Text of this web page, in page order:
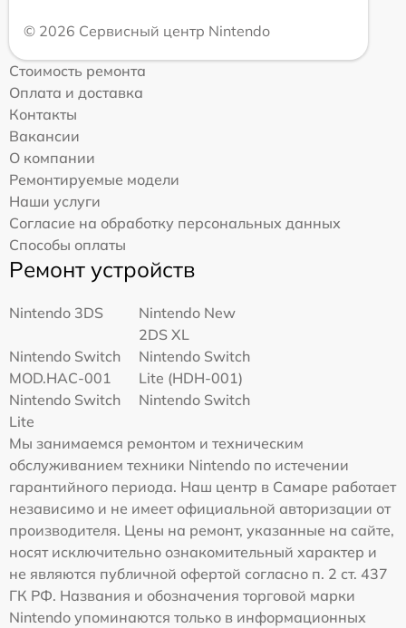
© 2026 Сервисный центр Nintendo
Стоимость ремонта
Оплата и доставка
Контакты
Вакансии
О компании
Ремонтируемые модели
Наши услуги
Согласие на обработку персональных данных
Способы оплаты
Ремонт устройств
Nintendo 3DS
Nintendo New
2DS XL
Nintendo Switch
MOD.HAC-001
Nintendo Switch
Lite (HDH-001)
Nintendo Switch
Lite
Nintendo Switch
Мы занимаемся ремонтом и техническим
обслуживанием техники Nintendo по истечении
гарантийного периода. Наш центр в Самаре работает
независимо и не имеет официальной авторизации от
производителя. Цены на ремонт, указанные на сайте,
носят исключительно ознакомительный характер и
не являются публичной офертой согласно п. 2 ст. 437
ГК РФ. Названия и обозначения торговой марки
Nintendo упоминаются только в информационных